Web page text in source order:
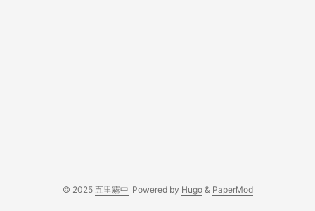
© 2025 五里霧中 Powered by Hugo& PaperMod